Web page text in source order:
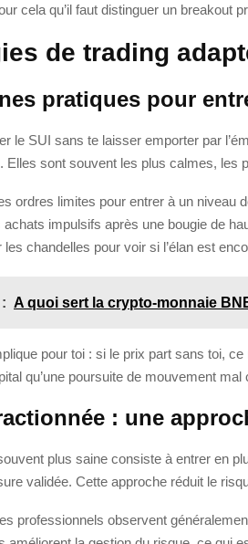
cela qu’il faut distinguer un breakout
de trading
pratiques pour
le SUI sans te laisser emporter par
Elles sont souvent les plus calmes, les
ordres limites pour entrer à un niveau
achats impulsifs après une bougie de
chandelles pour voir si l’élan est
A quoi sert la crypto-monnaie
pour toi : si le prix part sans toi,
qu’une poursuite de mouvement mal
: une
plus saine consiste à entrer en
validée. Cette approche réduit le
professionnels observent